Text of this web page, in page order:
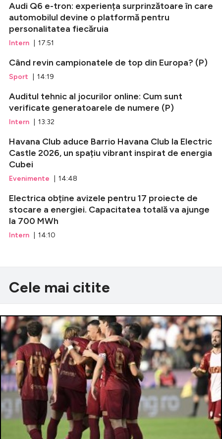
Audi Q6 e-tron: experiența surprinzătoare în care
automobilul devine o platformă pentru
personalitatea fiecăruia
Intern | 17:51
Când revin campionatele de top din Europa? (P)
Sport | 14:19
Auditul tehnic al jocurilor online: Cum sunt
verificate generatoarele de numere (P)
Intern | 13:32
Havana Club aduce Barrio Havana Club la Electric
Castle 2026, un spațiu vibrant inspirat de energia
Cubei
Evenimente | 14:48
Electrica obține avizele pentru 17 proiecte de
stocare a energiei. Capacitatea totală va ajunge
la 700 MWh
Intern | 14:10
Cele mai citite